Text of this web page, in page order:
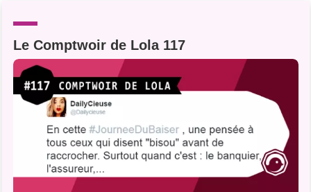
Le Comptwoir de Lola 117